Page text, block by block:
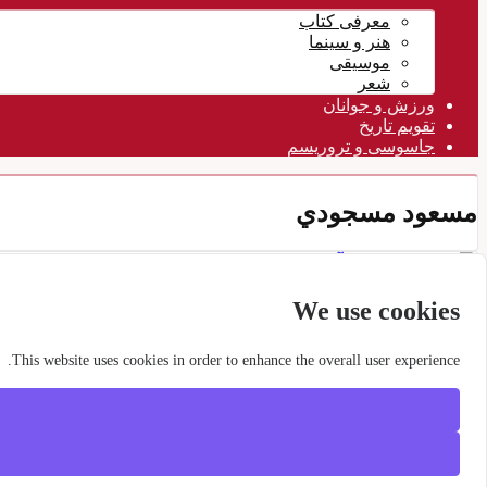
معرفی کتاب
هنر و سینما
موسیقی
شعر
ورزش و جوانان
تقویم تاريخ
جاسوسی و تروریسم
مسعود مسجودي
تلويزيون كانال 1 آلمان: فعال سیاسی مسعود مسجودی کشته شد. او بارها رضا پهلوی رانقد کرده بود پليس كانادا دوهوادار پهلوي را...
We use cookies
This website uses cookies in order to enhance the overall user experience.